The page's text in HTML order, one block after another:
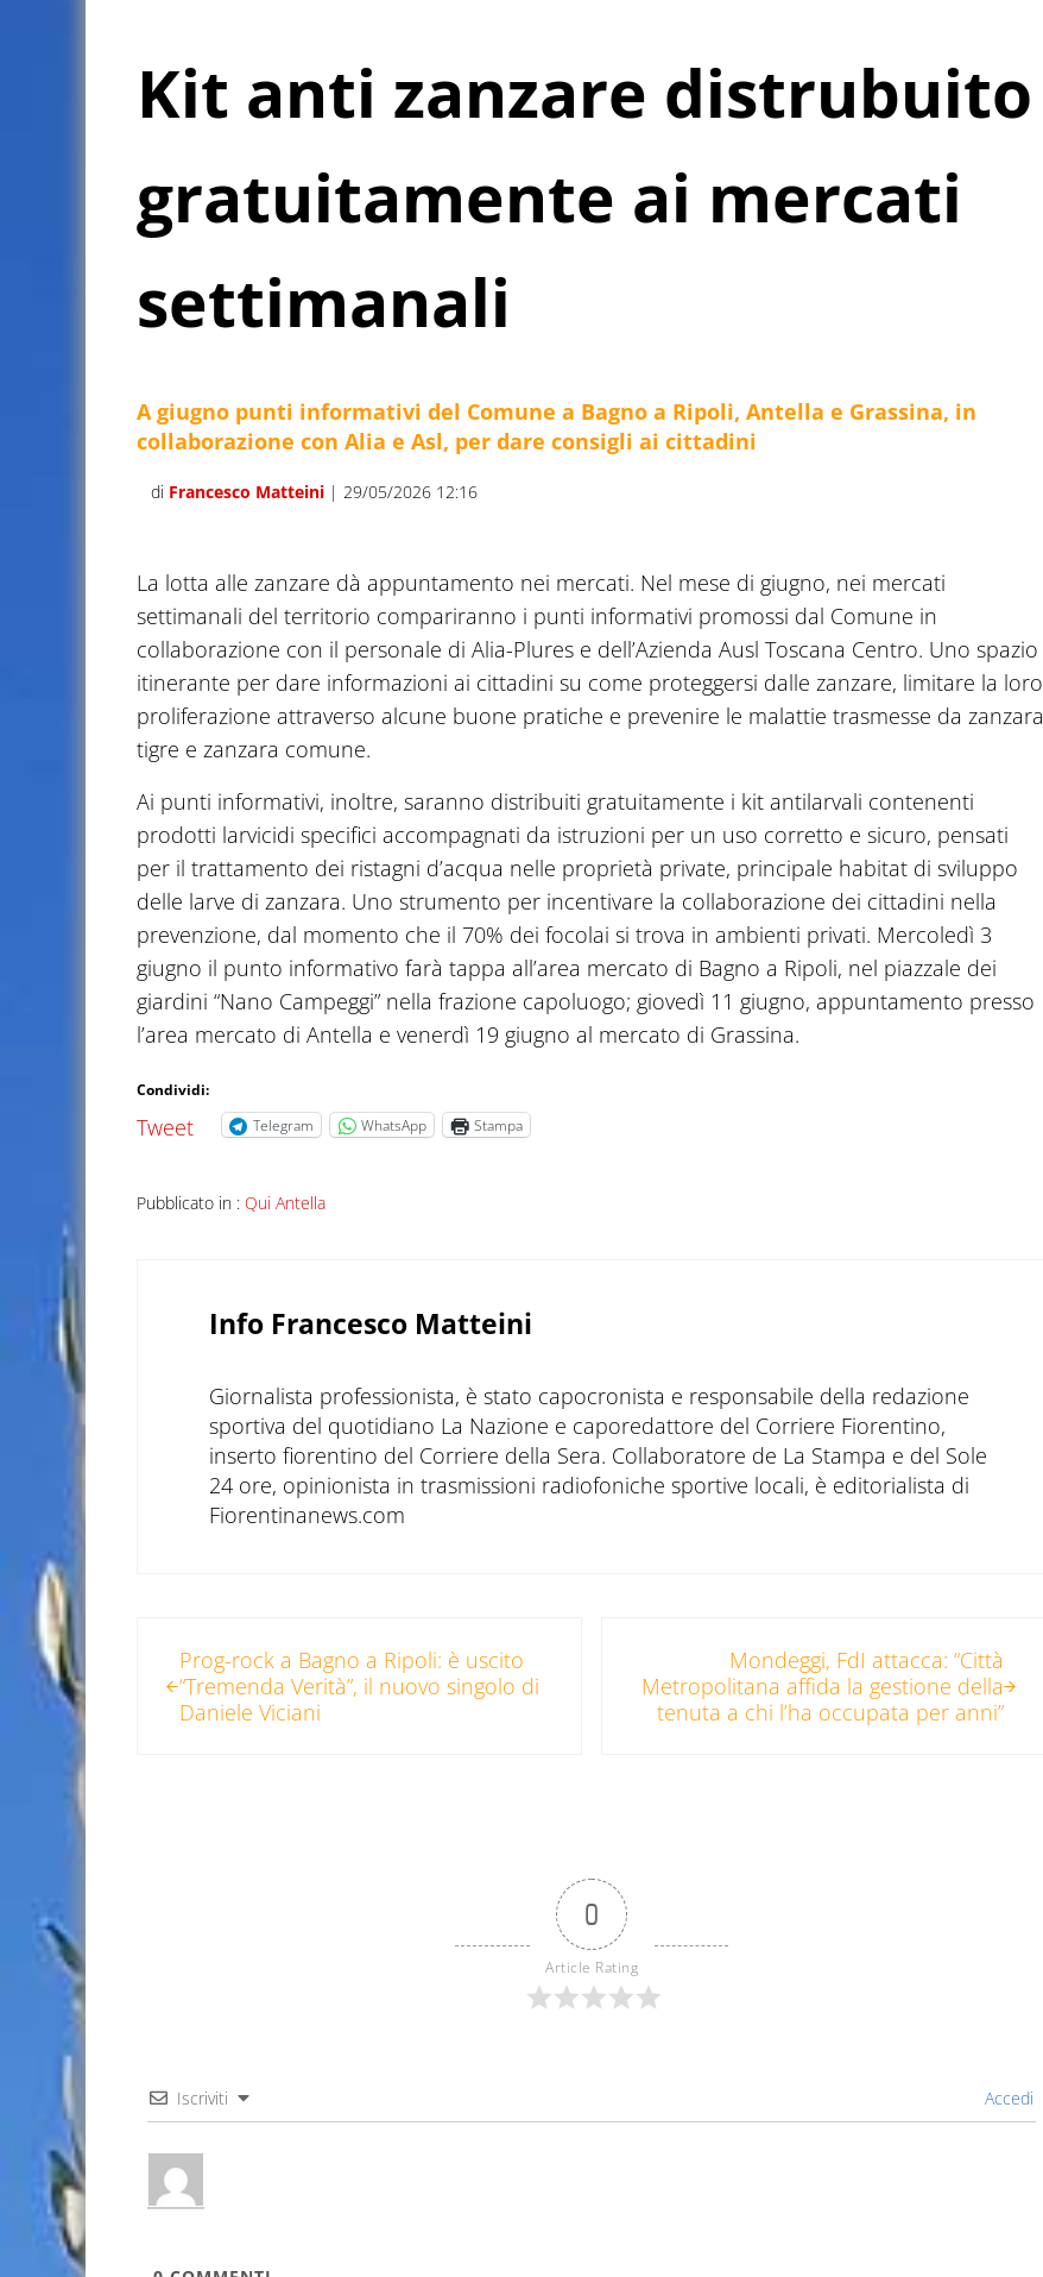
Kit anti zanzare distrubuito
gratuitamente ai mercati
settimanali
A giugno punti informativi del Comune a Bagno a Ripoli, Antella e Grassina, in
collaborazione con Alia e Asl, per dare consigli ai cittadini
di Francesco Matteini | 29/05/2026 12:16
La lotta alle zanzare dà appuntamento nei mercati. Nel mese di giugno, nei mercati
settimanali del territorio compariranno i punti informativi promossi dal Comune in
collaborazione con il personale di Alia-Plures e dell’Azienda Ausl Toscana Centro. Uno spazio
itinerante per dare informazioni ai cittadini su come proteggersi dalle zanzare, limitare la loro
proliferazione attraverso alcune buone pratiche e prevenire le malattie trasmesse da zanzara
tigre e zanzara comune.
Ai punti informativi, inoltre, saranno distribuiti gratuitamente i kit antilarvali contenenti
prodotti larvicidi specifici accompagnati da istruzioni per un uso corretto e sicuro, pensati
per il trattamento dei ristagni d’acqua nelle proprietà private, principale habitat di sviluppo
delle larve di zanzara. Uno strumento per incentivare la collaborazione dei cittadini nella
prevenzione, dal momento che il 70% dei focolai si trova in ambienti privati. Mercoledì 3
giugno il punto informativo farà tappa all’area mercato di Bagno a Ripoli, nel piazzale dei
giardini “Nano Campeggi” nella frazione capoluogo; giovedì 11 giugno, appuntamento presso
l’area mercato di Antella e venerdì 19 giugno al mercato di Grassina.
Condividi:
Tweet Telegram WhatsApp Stampa
Pubblicato in : Qui Antella
Info Francesco Matteini
Giornalista professionista, è stato capocronista e responsabile della redazione
sportiva del quotidiano La Nazione e caporedattore del Corriere Fiorentino,
inserto fiorentino del Corriere della Sera. Collaboratore de La Stampa e del Sole
24 ore, opinionista in trasmissioni radiofoniche sportive locali, è editorialista di
Fiorentinanews.com
Prog-rock a Bagno a Ripoli: è uscito
“Tremenda Verità”, il nuovo singolo di
Daniele Viciani
Mondeggi, FdI attacca: “Città
Metropolitana affida la gestione della
tenuta a chi l’ha occupata per anni”
0
Article Rating
Iscriviti Accedi